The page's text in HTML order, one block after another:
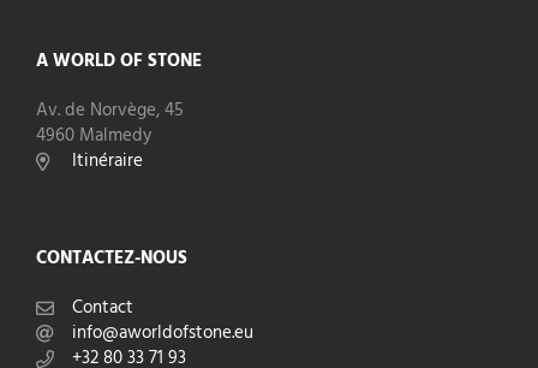
A WORLD OF STONE
Av. de Norvège, 45
4960 Malmedy
Itinéraire
CONTACTEZ-NOUS
Contact
info@aworldofstone.eu
+32 80 33 71 93